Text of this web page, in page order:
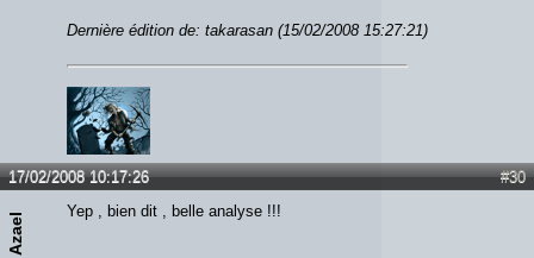
Dernière édition de: takarasan (15/02/2008 15:27:21)
#30
17/02/2008 10:17:26
Azael
Yep , bien dit , belle analyse !!!